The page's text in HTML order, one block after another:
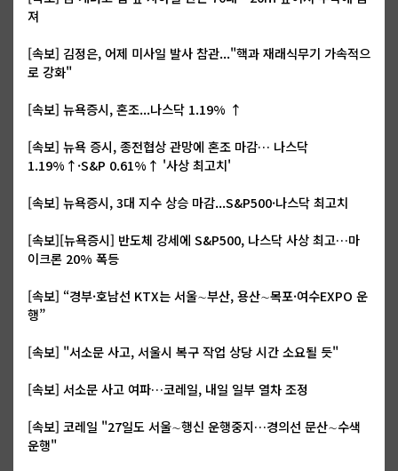
져
[속보] 김정은, 어제 미사일 발사 참관..."핵과 재래식무기 가속적으
로 강화"
[속보] 뉴욕증시, 혼조...나스닥 1.19% ↑
[속보] 뉴욕 증시, 종전협상 관망에 혼조 마감… 나스닥
1.19%↑·S&P 0.61%↑ '사상 최고치'
[속보] 뉴욕증시, 3대 지수 상승 마감...S&P500·나스닥 최고치
[속보][뉴욕증시] 반도체 강세에 S&P500, 나스닥 사상 최고…마
이크론 20% 폭등
[속보] “경부·호남선 KTX는 서울∼부산, 용산∼목포·여수EXPO 운
행”
[속보] "서소문 사고, 서울시 복구 작업 상당 시간 소요될 듯"
[속보] 서소문 사고 여파…코레일, 내일 일부 열차 조정
[속보] 코레일 "27일도 서울∼행신 운행중지…경의선 문산∼수색
운행"